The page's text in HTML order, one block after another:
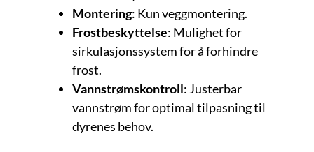
Montering: Kun veggmontering.
Frostbeskyttelse: Mulighet for
sirkulasjonssystem for å forhindre
frost.
Vannstrømskontroll: Justerbar
vannstrøm for optimal tilpasning til
dyrenes behov.